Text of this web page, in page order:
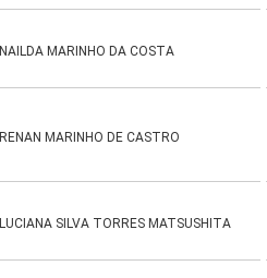
NAILDA MARINHO DA COSTA
RENAN MARINHO DE CASTRO
LUCIANA SILVA TORRES MATSUSHITA